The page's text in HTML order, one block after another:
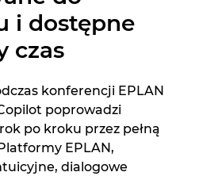
i dostępne
czas
konferencji EPLAN
poprowadzi
po kroku przez pełną
EPLAN,
dialogowe